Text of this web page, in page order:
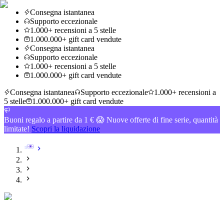
Consegna istantanea
Supporto eccezionale
1.000+ recensioni a 5 stelle
1.000.000+ gift card vendute
Consegna istantanea
Supporto eccezionale
1.000+ recensioni a 5 stelle
1.000.000+ gift card vendute
Consegna istantanea
Supporto eccezionale
1.000+ recensioni a
5 stelle
1.000.000+ gift card vendute
Buoni regalo a partire da 1 € 😱 Nuove offerte di fine serie, quantità
limitate! Scopri la liquidazione